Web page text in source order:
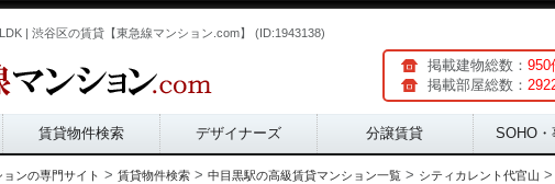
| 渋谷区の賃貸【東急線マンション.com】 (ID:1943138)
掲載建物総数： 950
掲載部屋総数：
賃貸物件検索 デザイナーズ 分譲賃貸 SOHO
ンの専門サイト > 賃貸物件検索 > 中目黒駅の高級賃貸マンション一覧 > シティカレント代官山 >